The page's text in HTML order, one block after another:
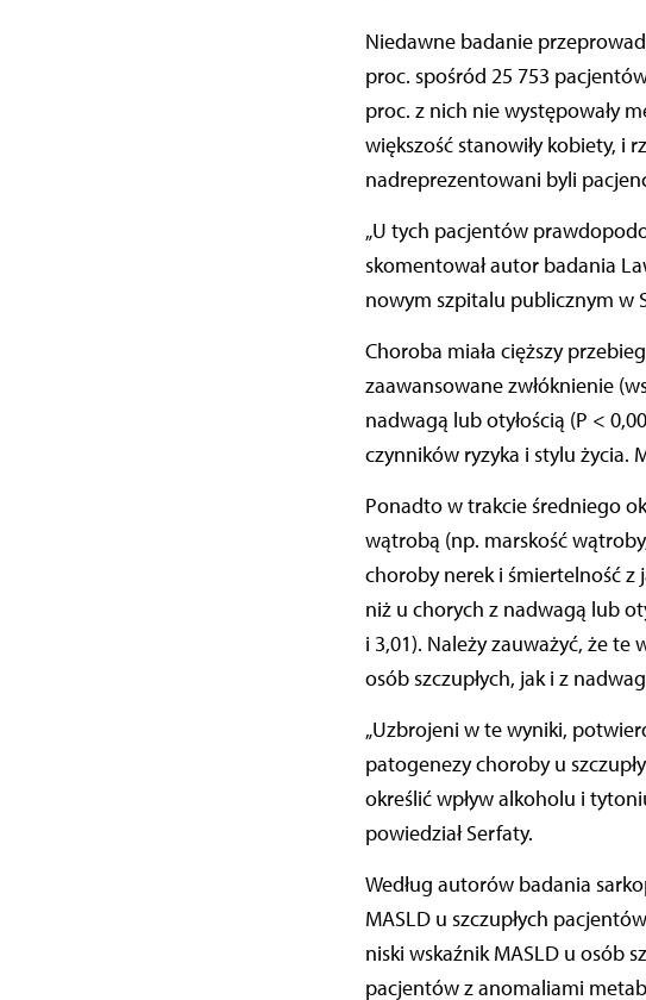
Niedawne badanie przeprowadzone na danych z francuskiej kohorty Constance wykazało, że 16,3
proc. spośród 25 753
proc. z nich nie występowały
większość stanowiły kobiety, i
nadreprezentowani byli
„U tych pacjentów
skomentował autor badania
nowym szpitalu publicznym w
Choroba miała cięższy
zaawansowane zwłóknienie
nadwagą lub otyłością (P <
czynników ryzyka i stylu życia.
Ponadto w trakcie średniego
wątrobą (np. marskość
choroby nerek i śmiertelność z
niż u chorych z nadwagą lub
i 3,01). Należy zauważyć, że te
osób szczupłych, jak i z
„Uzbrojeni w te wyniki,
patogenezy choroby u
określić wpływ alkoholu i
powiedział Serfaty.
Według autorów badania
MASLD u szczupłych
niski wskaźnik MASLD u osób
pacjentów z anomaliami